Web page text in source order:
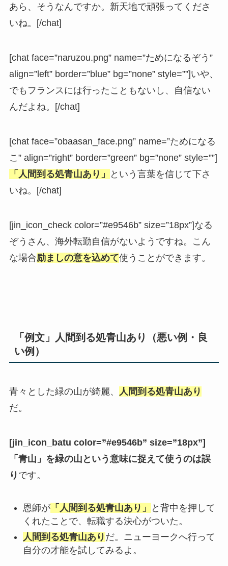
あら、そうなんですか。新天地で頑張ってくださ
いね。[/chat]
[chat face=”naruzou.png” name=”ためになるぞう”
align=”left” border=”blue” bg=”none” style=””]いや、
でもフランスには行ったこともないし、自信ない
んだよね。[/chat]
[chat face=”obaasan_face.png” name=”ためになる
こ” align=”right” border=”green” bg=”none” style=””]
「人間到る処青山あり」
という言葉を信じて下さ
いね。[/chat]
[jin_icon_check color=”#e9546b” size=”18px”]なる
ぞうさん、海外転勤自信がないようですね。こん
な場合励ましの意を込めて使うことができます。
「例文」人間到る処青山あり（悪い例・良
い例）
青々とした緑の山が綺麗、
人間到る処青山あり
だ。
[jin_icon_batu color=”#e9546b” size=”18px”]
「青山」を緑の山という意味に捉えて使うのは誤
り です。
恩師が「人間到る処青山あり」
と背中を押して
くれたことで、転職する決心がついた。
人間到る処青山あり だ。ニューヨークへ行って
自分の才能を試してみるよ。